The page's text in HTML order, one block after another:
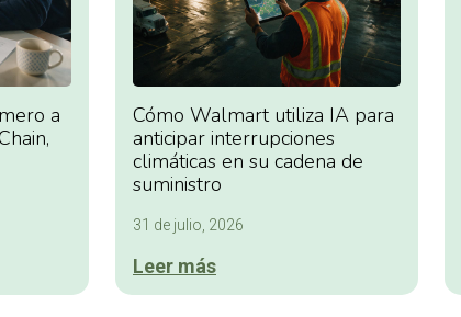
a
Cómo Walmart utiliza IA para
anticipar interrupciones
climáticas en su cadena de
suministro
31 de julio, 2026
Leer más